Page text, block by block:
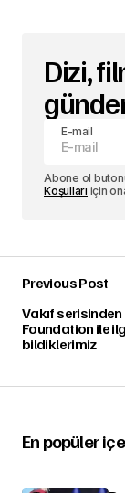
Dizi,
E-mail
Abone ol
Koşulları için
Previous Post
Vakıf
Foundation ile
bildiklerimiz
En popüler